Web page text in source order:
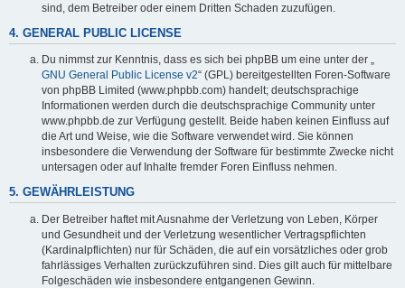
sind, dem Betreiber oder einem Dritten Schaden zuzufügen.
4. GENERAL PUBLIC LICENSE
Du nimmst zur Kenntnis, dass es sich bei phpBB um eine unter der „
GNU General Public License v2“ (GPL) bereitgestellten Foren-Software
von phpBB Limited (www.phpbb.com) handelt; deutschsprachige
Informationen werden durch die deutschsprachige Community unter
www.phpbb.de zur Verfügung gestellt. Beide haben keinen Einfluss auf
die Art und Weise, wie die Software verwendet wird. Sie können
insbesondere die Verwendung der Software für bestimmte Zwecke nicht
untersagen oder auf Inhalte fremder Foren Einfluss nehmen.
5. GEWÄHRLEISTUNG
Der Betreiber haftet mit Ausnahme der Verletzung von Leben, Körper
und Gesundheit und der Verletzung wesentlicher Vertragspflichten
(Kardinalpflichten) nur für Schäden, die auf ein vorsätzliches oder grob
fahrlässiges Verhalten zurückzuführen sind. Dies gilt auch für mittelbare
Folgeschäden wie insbesondere entgangenen Gewinn.